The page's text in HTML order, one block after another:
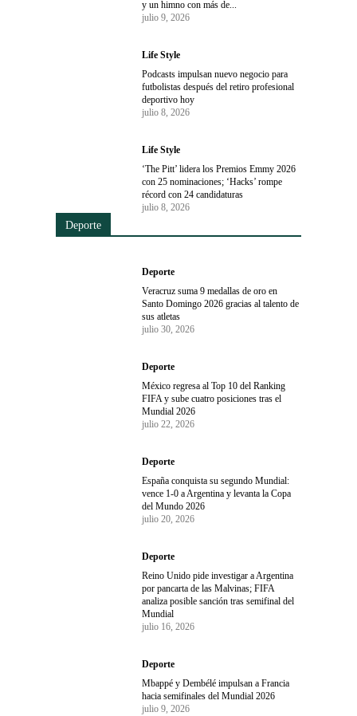
y un himno con más de...
julio 9, 2026
Life Style
Podcasts impulsan nuevo negocio para
futbolistas después del retiro profesional
deportivo hoy
julio 8, 2026
Life Style
‘The Pitt’ lidera los Premios Emmy 2026
con 25 nominaciones; ‘Hacks’ rompe
récord con 24 candidaturas
julio 8, 2026
Deporte
Deporte
Veracruz suma 9 medallas de oro en
Santo Domingo 2026 gracias al talento de
sus atletas
julio 30, 2026
Deporte
México regresa al Top 10 del Ranking
FIFA y sube cuatro posiciones tras el
Mundial 2026
julio 22, 2026
Deporte
España conquista su segundo Mundial:
vence 1-0 a Argentina y levanta la Copa
del Mundo 2026
julio 20, 2026
Deporte
Reino Unido pide investigar a Argentina
por pancarta de las Malvinas; FIFA
analiza posible sanción tras semifinal del
Mundial
julio 16, 2026
Deporte
Mbappé y Dembélé impulsan a Francia
hacia semifinales del Mundial 2026
julio 9, 2026